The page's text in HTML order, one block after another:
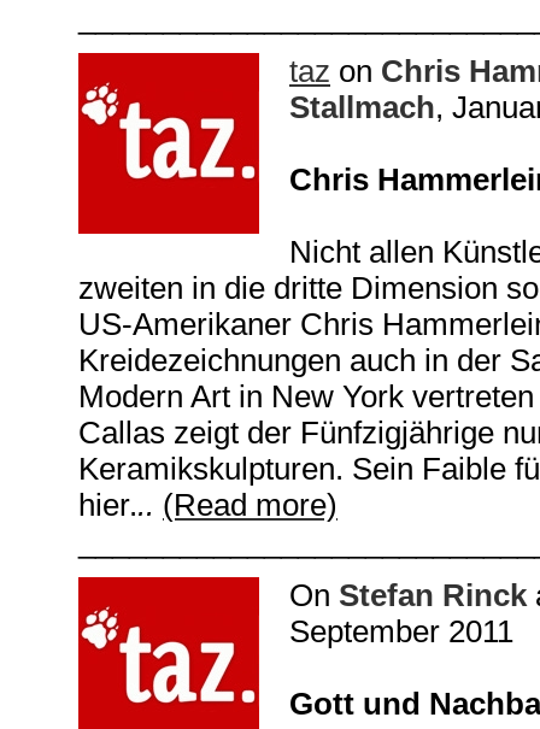
taz on Chris
Stallmach,
Chris
Nicht allen
zweiten in die dritte Dimension
US-Amerikaner Chris
Kreidezeichnungen auch in der
Modern Art in New York
Callas zeigt der Fünfzigjährige
Keramikskulpturen. Sein Faible
hier... (Read more)
On Stefan Rinck
September 2011
Gott und